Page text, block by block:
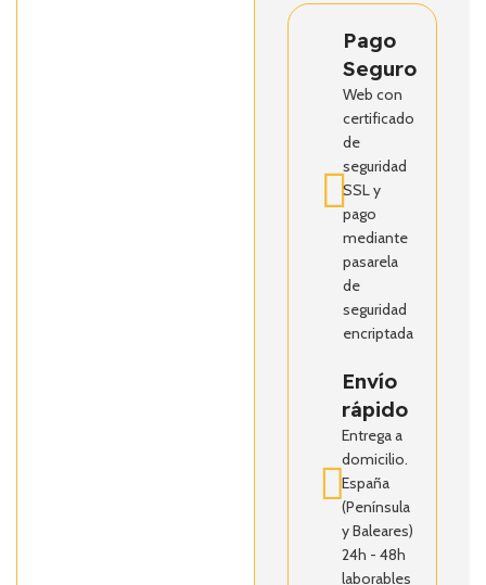
Pago
Seguro
Web con
certificado
de
seguridad
SSL y
pago
mediante
pasarela
de
seguridad
encriptada
Envío
rápido
Entrega a
domicilio.
España
(Península
y Baleares)
24h - 48h
laborables